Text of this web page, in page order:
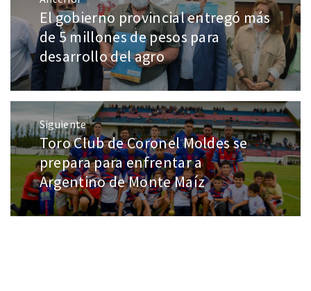
El gobierno provincial entregó más
de 5 millones de pesos para
desarrollo del agro
Siguiente
Toro Club de Coronel Moldes se
prepara para enfrentar a
Argentino de Monte Maíz